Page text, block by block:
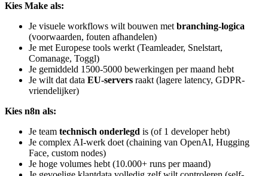
Kies Make als:
Je visuele workflows wilt bouwen met branching-logica
(voorwaarden, fouten afhandelen)
Je met Europese tools werkt (Teamleader, Snelstart,
Comanage, Toggl)
Je gemiddeld 1500-5000 bewerkingen per maand hebt
Je wilt dat data EU-servers raakt (lagere latency, GDPR-
vriendelijker)
Kies n8n als:
Je team technisch onderlegd is (of 1 developer hebt)
Je complex AI-werk doet (chaining van OpenAI, Hugging
Face, custom nodes)
Je hoge volumes hebt (10.000+ runs per maand)